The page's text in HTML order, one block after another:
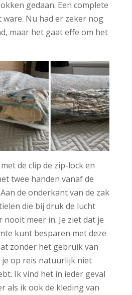
gedaan. Een complete
Nu had er zeker nog
maar het gaat effe om het
de clip de zip-lock en
twee handen vanaf de
de onderkant van de zak
die bij druk de lucht
meer in. Je ziet dat je
kunt besparen met deze
zonder het gebruik van
op reis natuurlijk niet
Ik vind het in ieder geval
als ik ook de kleding van